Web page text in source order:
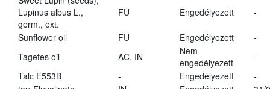
Lupinus albus L.,
germ., ext.
FU Engedélyezett -
Sunflower oil FU Engedélyezett
-
Tagetes oil
AC, IN
Nem
engedélyezett
-
Talc E553B
- Engedélyezett
-